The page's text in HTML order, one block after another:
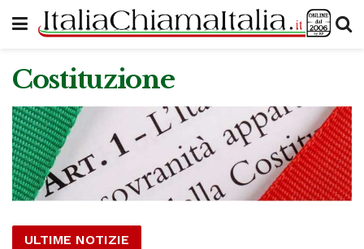
Costituzione
ULTIME NOTIZIE